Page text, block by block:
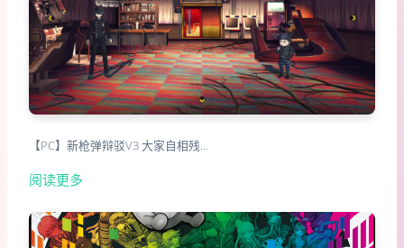
【PC】新枪弹辩驳V3 大家自相残…
阅读更多